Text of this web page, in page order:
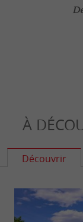
À
Découvrir